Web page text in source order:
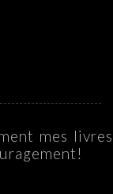
mes livres.